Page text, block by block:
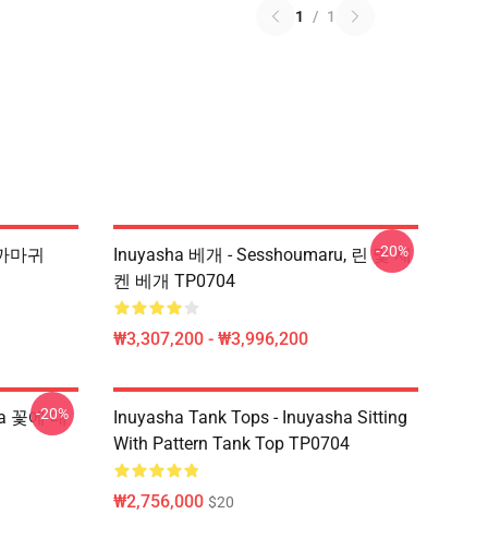
1 / 1
마귀
Inuyasha 베개 - Sesshoumaru, 린 및 재
켄 베개 TP0704
₩3,307,200 - ₩3,996,200
-20%
꽃에 대
-20%
Inuyasha Tank Tops - Inuyasha Sitting
With Pattern Tank Top TP0704
₩2,756,000 $20